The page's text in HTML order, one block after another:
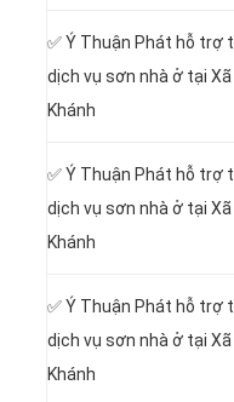
✅ Ý Thuận Phát hỗ trợ
dịch vụ sơn nhà ở tại Xã
Khánh
✅ Ý Thuận Phát hỗ trợ
dịch vụ sơn nhà ở tại Xã
Khánh
✅ Ý Thuận Phát hỗ trợ
dịch vụ sơn nhà ở tại
Khánh